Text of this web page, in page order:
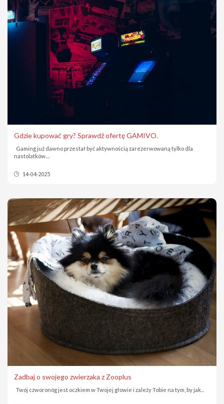
Gdzie kupować gry? Sprawdź ofertę GAMIVO.
Gaming już dawno przestał być aktywnością zarezerwowaną tylko dla
nastolatków....
14-04-2025
Zadbaj o swojego zwierzaka z Zooplus
Twój czworonóg jest oczkiem w Twojej głowie i zależy Tobie na tym, by jak...